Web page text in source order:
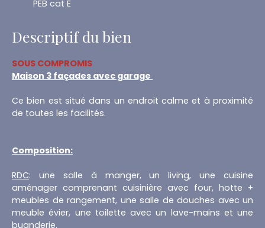
PEB cat E
Descriptif du bien
SOUS COMPROMIS
Maison 3 façades avec garage
Ce bien est situé dans un endroit calme et à proximité
de toutes les facilités.
Composition:
RDC: une salle à manger, un living, une cuisine
aménager comprenant cuisinière avec four, hotte +
meubles de rangement, une salle de douches avec un
meuble évier, une toilette avec un lave-mains et une
buanderie.